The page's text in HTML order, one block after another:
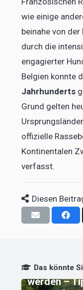
wie einige
beinahe von
durch die
engagierter
Belgien konnte
Jahrhunderts
Grund gelten
offizielle
Kontinentalen
verfasst.
Diesen
Das könnte
Hundesitter
werden –